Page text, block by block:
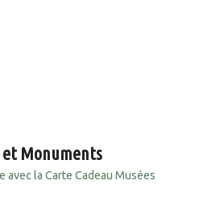
et Monuments
la Carte Cadeau Musées